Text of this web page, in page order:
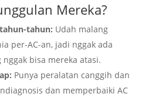
Mereka?
tahun: Udah malang
per-AC-an, jadi nggak ada
nggak bisa mereka atasi.
Punya peralatan canggih dan
dan memperbaiki AC